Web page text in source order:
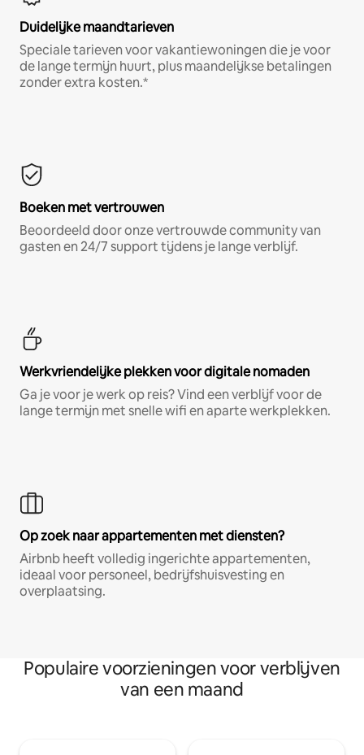
Duidelijke maandtarieven
Speciale tarieven voor vakantiewoningen die je voor
de lange termijn huurt, plus maandelijkse betalingen
zonder extra kosten.*
Boeken met vertrouwen
Beoordeeld door onze vertrouwde community van
gasten en 24/7 support tijdens je lange verblijf.
Werkvriendelijke plekken voor digitale nomaden
Ga je voor je werk op reis? Vind een verblijf voor de
lange termijn met snelle wifi en aparte werkplekken.
Op zoek naar appartementen met diensten?
Airbnb heeft volledig ingerichte appartementen,
ideaal voor personeel, bedrijfshuisvesting en
overplaatsing.
Populaire voorzieningen voor verblijven
van een maand